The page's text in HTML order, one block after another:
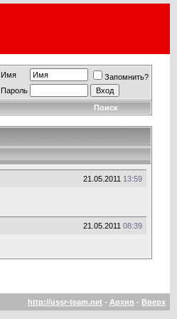
Имя
Запомнить?
Пароль
Поиск
21.05.2011 13:59
21.05.2011 08:39
http://ussr-team.net - Архив - Вверх